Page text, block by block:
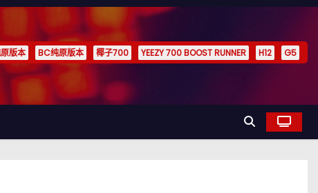
版本 BC纯原版本 椰子700 YEEZY 700 BOOST RUNNER H12 G5